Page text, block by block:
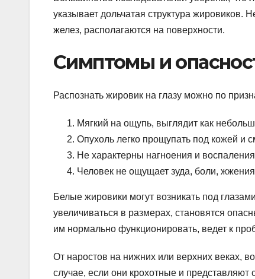
указывает дольчатая структура жировиков.
желез, располагаются на поверхности.
Симптомы и
Распознать жировик на глазу можно по
Мягкий на ощупь, выглядит как
Опухоль легко прощупать под кожей и
Не характерны нагноения и
Человек не ощущает зуда, боли,
Белые жировики могут возникать под
увеличиваться в размерах, становятся
им нормально функционировать, ведет к
От наростов на нижних или верхних веках,
случае, если они крохотные и